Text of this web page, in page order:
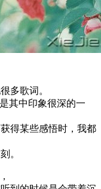
多歌词。
其中印象很深的一
得某些感悟时，我都
。